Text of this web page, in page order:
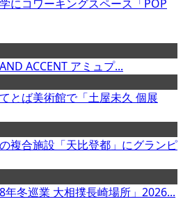
にコワーキングスペース「POP
ACCENT アミュプ...
とば美術館で「土屋未久 個展
複合施設「天比登都」にグランピ
年冬巡業 大相撲長崎場所」2026...